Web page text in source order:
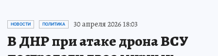
НОВОСТИ ПОЛИТИКА 30 апреля 2026 18:03
В ДНР при атаке дрона ВСУ